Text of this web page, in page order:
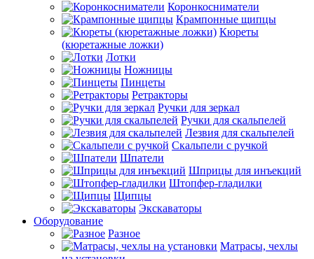
Коронкосниматели
Крампонные щипцы
Кюреты
(кюретажные ложки)
Лотки
Ножницы
Пинцеты
Ретракторы
Ручки для зеркал
Ручки для скальпелей
Лезвия для скальпелей
Скальпели с ручкой
Шпатели
Шприцы для инъекций
Штопфер-гладилки
Щипцы
Экскаваторы
Оборудование
Разное
Матрасы, чехлы